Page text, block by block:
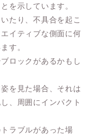
を示しています。
たり、不具合を起こ
イティブな側面に何
す。
ロックがあるかもし
を見た場合、それは
、周囲にインパクト
ラブルがあった場